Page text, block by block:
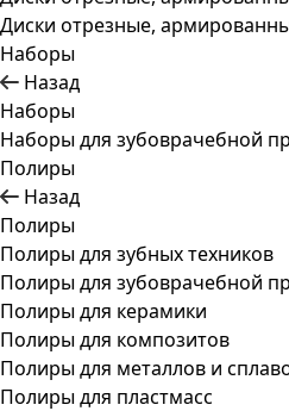
Диски отрезные,
Наборы
Назад
Наборы
Наборы для зубоврачебной
Полиры
Назад
Полиры
Полиры для зубных техников
Полиры для зубоврачебной
Полиры для керамики
Полиры для композитов
Полиры для металлов и
Полиры для пластмасс